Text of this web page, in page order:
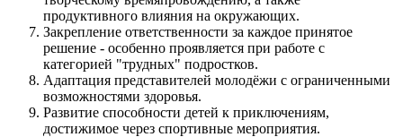
продуктивного влияния на окружающих.
Закрепление ответственности за каждое принятое
решение - особенно проявляется при работе с
категорией "трудных" подростков.
Адаптация представителей молодёжи с ограниченными
возможностями здоровья.
Развитие способности детей к приключениям,
достижимое через спортивные мероприятия.